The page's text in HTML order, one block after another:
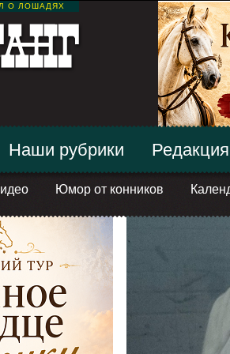
О ЛОШАДЯХ
Юмор от конников
Наши рубрики Редакция